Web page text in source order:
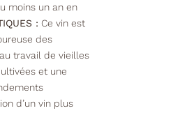
moins un an en
: Ce vin est
des
travail de vieilles
et une
d’un vin plus